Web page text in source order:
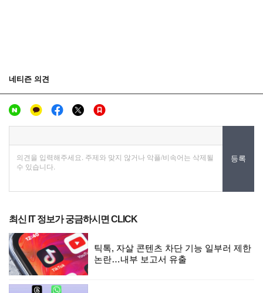
최신 IT 정보가 궁금하시면 CLICK
틱톡, 자살 콘텐츠 차단 기능 일부러 제한
논란…내부 보고서 유출